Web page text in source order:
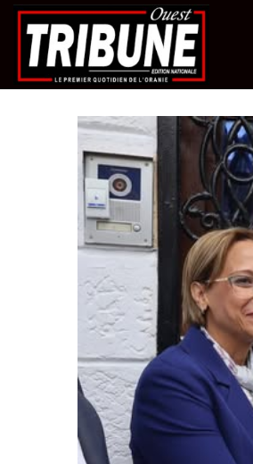
Infos en Direct: Protection de la ville